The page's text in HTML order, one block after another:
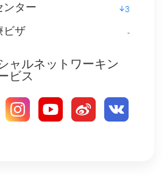
ンター 3
ビザ -
ャルネットワーキン
ビス